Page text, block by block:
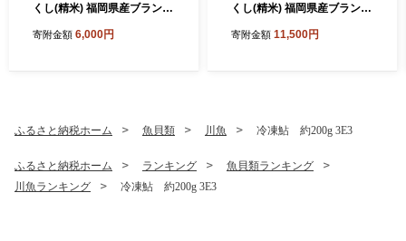
くし(精米) 福岡県産ブランド
寄附金額 6,000円
くし(精米) 福岡県産ブランド
寄附金額 11,500円
ふるさと納税ホーム 魚貝類 川魚 冷凍鮎 約200g 3E3
ふるさと納税ホーム ランキング
魚貝類ランキング
川魚ランキング
冷凍鮎 約200g 3E3